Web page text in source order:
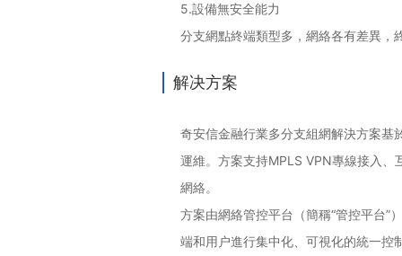
5.設備無安全能力
分支網點終端類型多，網絡各有差異，
解决方案
奇安信金融行業多分支組網解決方案基
運維。方案支持MPLS VPN專線接入
網絡。
方案由網絡管控平台（簡稱“管控平台”
端和用户進行集中化、可視化的統一控